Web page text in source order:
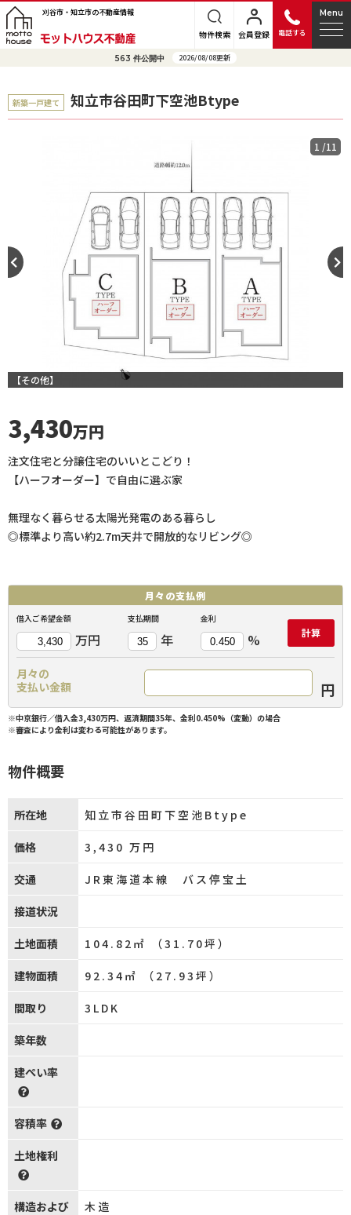
刈谷市・知立市の不動産情報
物件検索 会員登録 電話する
Menu
563 件公開中 2026/08/08更新
新築一戸建て 知立市谷田町下空池Btype
1 /11
【その他】
3,430万円
注文住宅と分譲住宅のいいとこどり！
【ハーフオーダー】で自由に選ぶ家
無理なく暮らせる太陽光発電のある暮らし
◎標準より高い約2.7m天井で開放的なリビング◎
月々の支払例
借入ご希望金額
万円
支払期間
年
金利
% 計算
月々の
支払い金額
円
※中京銀行／借入金3,430万円、返済期間35年、金利0.450%（変動）の場合
※審査により金利は変わる可能性があります。
物件概要
所在地 知立市谷田町下空池Btype
価格 3,430 万円
交通 JR東海道本線 バス停宝土
接道状況
土地面積 104.82㎡ （31.70坪）
建物面積 92.34㎡ （27.93坪）
間取り 3LDK
築年数
建ぺい率
容積率
土地権利
構造および
木造